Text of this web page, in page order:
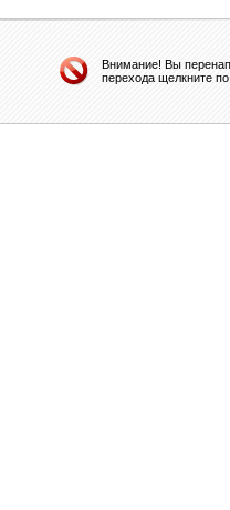
Внимание! Вы
перехода щелкните